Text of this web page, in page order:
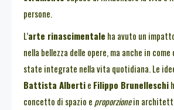
persone.
L’arte rinascimentale ha avuto un
nella bellezza delle opere, ma anche in
state integrate nella vita quotidiana. Le
Battista Albertie Filippo Brunelleschi
concetto di spazio e proporzionein